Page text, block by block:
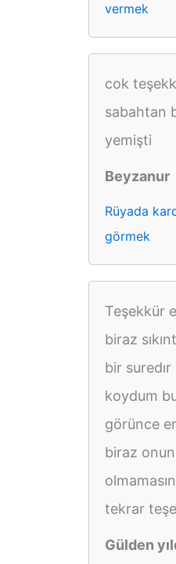
vermek
cok
sabahtan
yemişti
Beyzanur
Rüyada
görmek
Teşekkür
biraz
bir
koydum
görünce
biraz
tekrar
Gülden